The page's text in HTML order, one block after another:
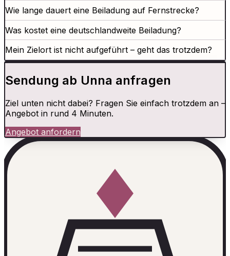
Wie lange dauert eine Beiladung auf Fernstrecke?
Was kostet eine deutschlandweite Beiladung?
Mein Zielort ist nicht aufgeführt – geht das trotzdem?
Sendung ab Unna anfragen
Ziel unten nicht dabei? Fragen Sie einfach trotzdem an –
Angebot in rund 4 Minuten.
Angebot anfordern